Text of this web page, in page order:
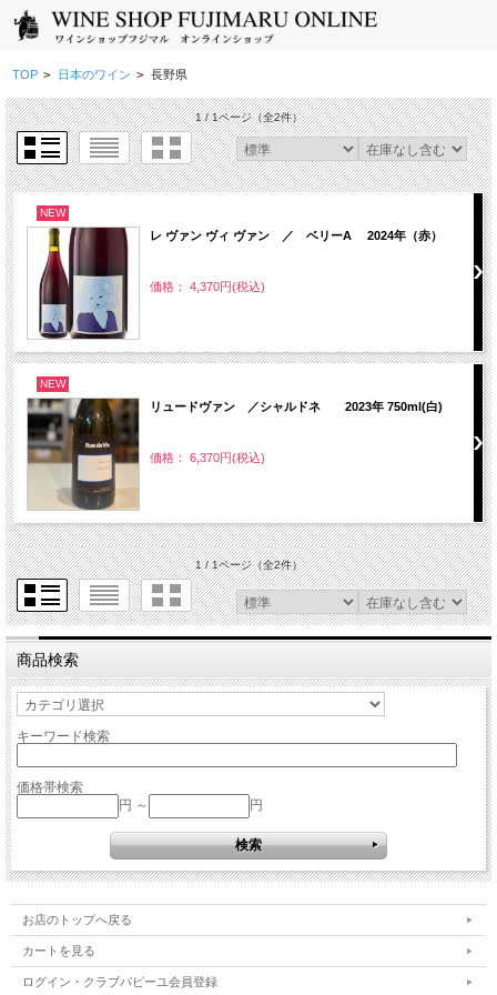
TOP > 日本のワイン > 長野県
1 / 1ページ（全2件）
NEW
レ ヴァン ヴィ ヴァン ／ ベリーA 2024年（赤）
価格： 4,370円(税込)
NEW
リュードヴァン ／シャルドネ 2023年 750ml(白)
価格： 6,370円(税込)
1 / 1ページ（全2件）
商品検索
キーワード検索
価格帯検索
円 ～
円
お店のトップへ戻る
カートを見る
ログイン・クラブパピーユ会員登録